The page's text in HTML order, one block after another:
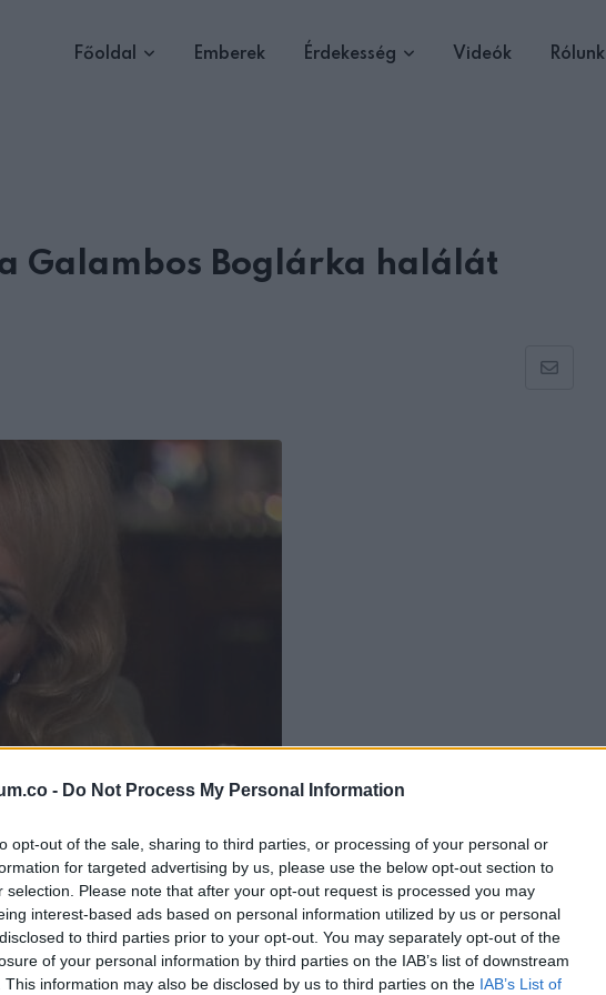
- Do Not Process My Personal Information
opt-out of the sale, sharing to third parties, or processing of your personal or
for targeted advertising by us, please use the below opt-out section to
selection. Please note that after your opt-out request is processed you may
interest-based ads based on personal information utilized by us or personal
to third parties prior to your opt-out. You may separately opt-out of the
of your personal information by third parties on the IAB’s list of downstream
This information may also be disclosed by us to third parties on the IAB’s List of
Főoldal Emberek Érdekesség Videók Rólunk
Galambos Boglárka halálát
Share
Lagzi Lajcsi volt felesége, Galambos Boglárka. Értetlenül, néma